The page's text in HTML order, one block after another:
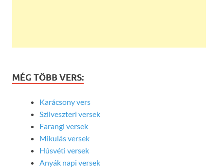
MÉG TÖBB VERS:
Karácsony vers
Szilveszteri versek
Farangi versek
Mikulás versek
Húsvéti versek
Anyák napi versek